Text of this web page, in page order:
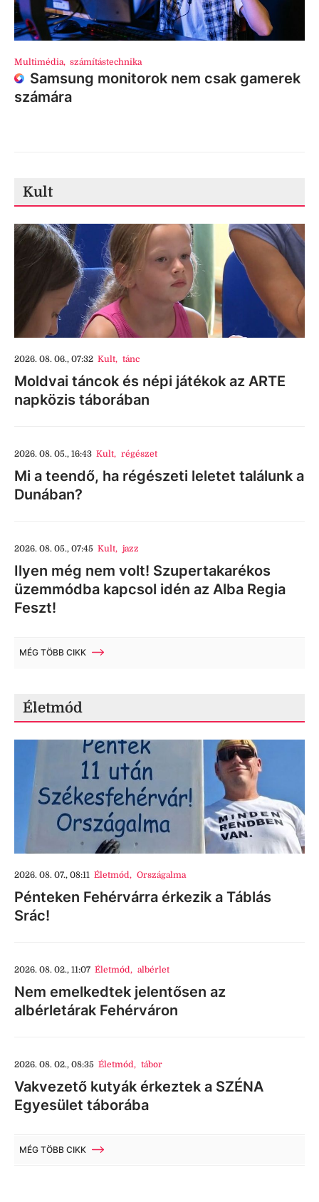
Multimédia, számítástechnika
Samsung monitorok nem csak gamerek
számára
Kult
2026. 08. 06., 07:32 Kult, tánc
Moldvai táncok és népi játékok az ARTE
napközis táborában
2026. 08. 05., 16:43 Kult, régészet
Mi a teendő, ha régészeti leletet találunk a
Dunában?
2026. 08. 05., 07:45 Kult, jazz
Ilyen még nem volt! Szupertakarékos
üzemmódba kapcsol idén az Alba Regia
Feszt!
MÉG TÖBB CIKK
Életmód
2026. 08. 07., 08:11 Életmód, Országalma
Pénteken Fehérvárra érkezik a Táblás
Srác!
2026. 08. 02., 11:07 Életmód, albérlet
Nem emelkedtek jelentősen az
albérletárak Fehérváron
2026. 08. 02., 08:35 Életmód, tábor
Vakvezető kutyák érkeztek a SZÉNA
Egyesület táborába
MÉG TÖBB CIKK